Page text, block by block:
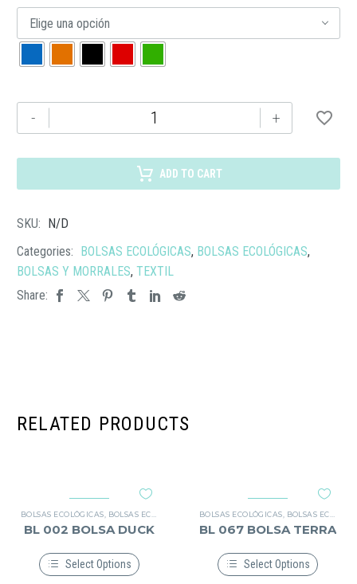
Elige una opción
-
062
cantidad
+
ADD TO CART
SKU: N/D
Categories: BOLSAS ECOLÓGICAS, BOLSAS ECOLÓGICAS,
BOLSAS Y MORRALES, TEXTIL
Share:
RELATED PRODUCTS
BOLSAS ECOLÓGICAS BOLSAS ECOLÓGICAS TEXTIL
BL 002 BOLSA DUCK
Select Options
BOLSAS ECOLÓGICAS BOLSAS ECOLÓGICAS
BL 067 BOLSA TERRA
Select Options